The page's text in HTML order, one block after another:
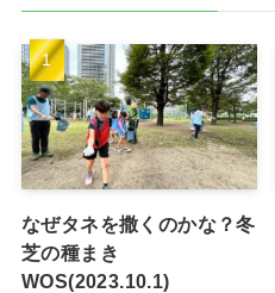
なぜタネを撒くのかな？冬
芝の種まき
WOS(2023.10.1)